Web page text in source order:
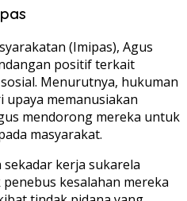
(Imipas), Agus
positif terkait
Menurutnya, hukuman
upaya memanusiakan
mendorong mereka untuk
masyarakat.
sekadar kerja sukarela
kesalahan mereka